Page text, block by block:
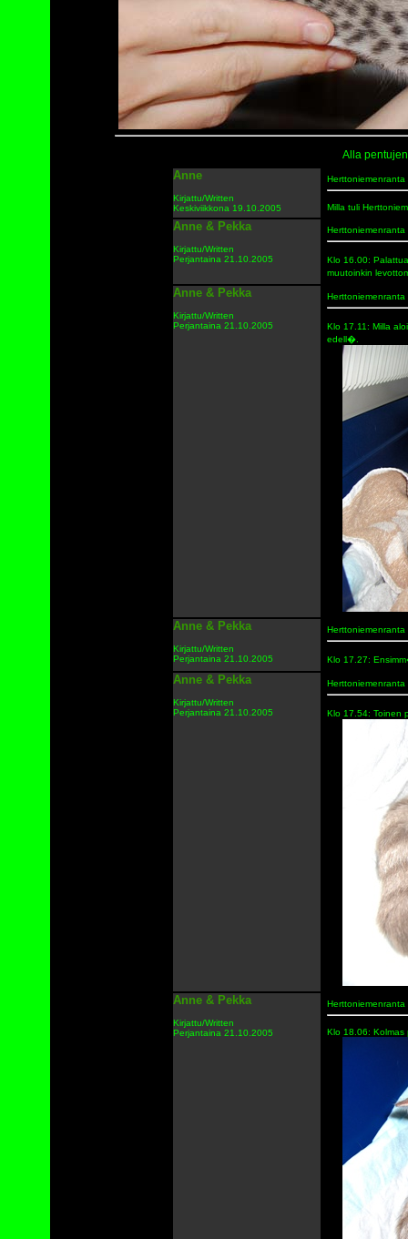
Alla
Anne
Kirjattu/Written
Keskiviikkona 19.10.2005
Herttoniemenranta
Milla tuli
Anne & Pekka
Kirjattu/Written
Perjantaina 21.10.2005
Herttoniemenranta
Klo 16.00:
muutoinkin
Anne & Pekka
Kirjattu/Written
Perjantaina 21.10.2005
Herttoniemenranta
Klo 17.11: Milla
edell�.
Anne & Pekka
Kirjattu/Written
Perjantaina 21.10.2005
Herttoniemenranta
Klo 17.27:
Anne & Pekka
Kirjattu/Written
Perjantaina 21.10.2005
Herttoniemenranta
Klo 17.54:
Anne & Pekka
Kirjattu/Written
Perjantaina 21.10.2005
Herttoniemenranta
Klo 18.06: Kolmas